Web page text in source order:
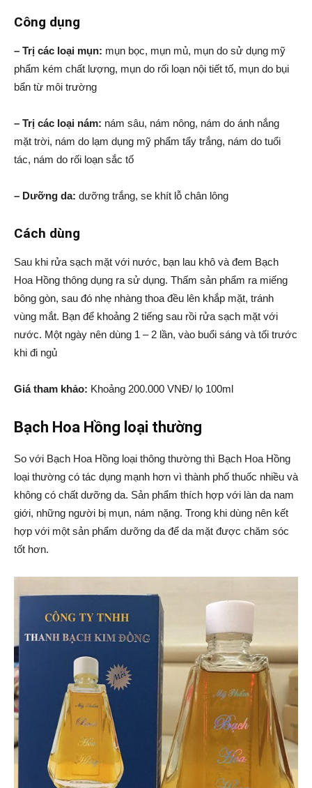
Công dụng
– Trị các loại mụn: mụn bọc, mụn mủ, mụn do sử dụng mỹ
phẩm kém chất lượng, mụn do rối loạn nội tiết tố, mụn do bụi
bẩn từ môi trường
– Trị các loại nám: nám sâu, nám nông, nám do ánh nắng
mặt trời, nám do lạm dụng mỹ phẩm tẩy trắng, nám do tuổi
tác, nám do rối loạn sắc tố
– Dưỡng da: dưỡng trắng, se khít lỗ chân lông
Cách dùng
Sau khi rửa sạch mặt với nước, bạn lau khô và đem Bạch
Hoa Hồng thông dụng ra sử dụng. Thấm sản phẩm ra miếng
bông gòn, sau đó nhẹ nhàng thoa đều lên khắp mặt, tránh
vùng mắt. Bạn để khoảng 2 tiếng sau rồi rửa sạch mặt với
nước. Một ngày nên dùng 1 – 2 lần, vào buổi sáng và tối trước
khi đi ngủ
Giá tham khảo: Khoảng 200.000 VNĐ/ lọ 100ml
Bạch Hoa Hồng loại thường
So với Bạch Hoa Hồng loại thông thường thì Bạch Hoa Hồng
loại thường có tác dụng mạnh hơn vì thành phố thuốc nhiều và
không có chất dưỡng da. Sản phẩm thích hợp với làn da nam
giới, những người bị mụn, nám nặng. Trong khi dùng nên kết
hợp với một sản phẩm dưỡng da để da mặt được chăm sóc
tốt hơn.